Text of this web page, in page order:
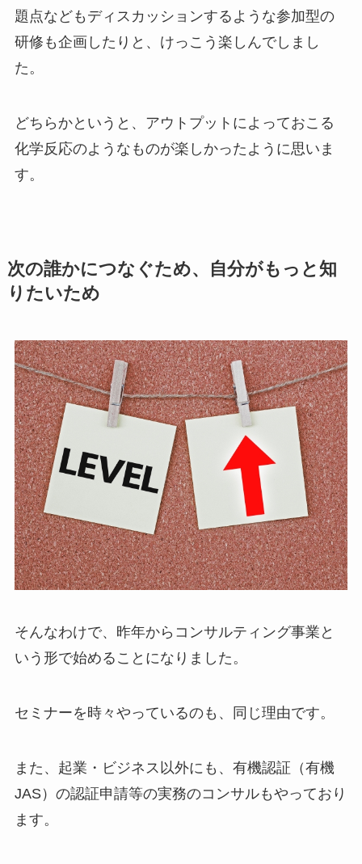
題点などもディスカッションするような参加型の
研修も企画したりと、けっこう楽しんでしまし
た。
どちらかというと、アウトプットによっておこる
化学反応のようなものが楽しかったように思いま
す。
次の誰かにつなぐため、自分がもっと知
りたいため
そんなわけで、昨年からコンサルティング事業と
いう形で始めることになりました。
セミナーを時々やっているのも、同じ理由です。
また、起業・ビジネス以外にも、有機認証（有機
JAS）の認証申請等の実務のコンサルもやっており
ます。